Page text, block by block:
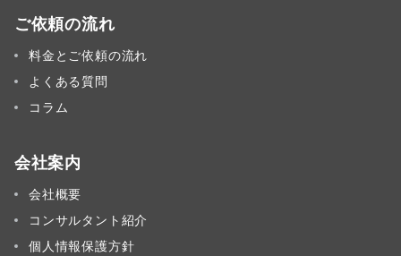
ご依頼の流れ
料金とご依頼の流れ
よくある質問
コラム
会社案内
会社概要
コンサルタント紹介
個人情報保護方針